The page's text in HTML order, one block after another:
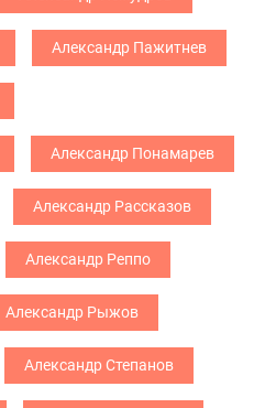
Александр Пажитнев
Александр Понамарев
Александр Рассказов
Александр Реппо
Александр Рыжов
Александр Степанов